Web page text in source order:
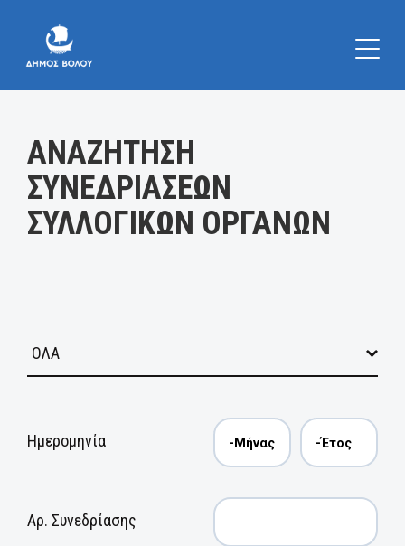
ΑΝΑΖΗΤΗΣΗ
ΣΥΝΕΔΡΙΑΣΕΩΝ
ΣΥΛΛΟΓΙΚΩΝ ΟΡΓΑΝΩΝ
Ημερομηνία
Αρ. Συνεδρίασης